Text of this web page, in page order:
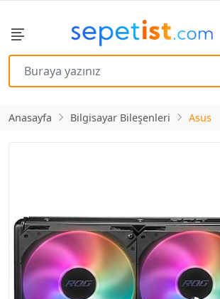
Anasayfa Bilgisayar Bileşenleri Asus